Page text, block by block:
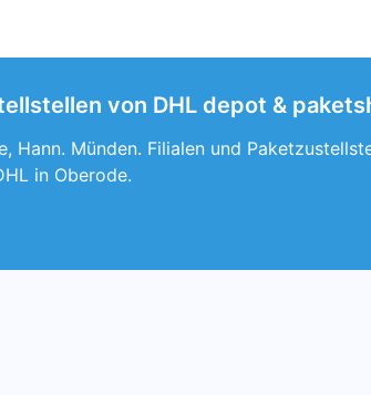
von DHL depot &
Hann. Münden. Filialen und
in Oberode.